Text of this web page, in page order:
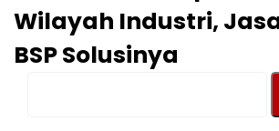
Wilayah Industri,
BSP Solusinya